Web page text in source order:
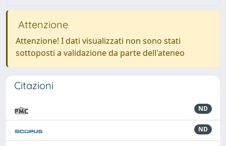
Attenzione
Attenzione! I dati visualizzati non sono stati
sottoposti a validazione da parte dell'ateneo
Citazioni
ND
ND